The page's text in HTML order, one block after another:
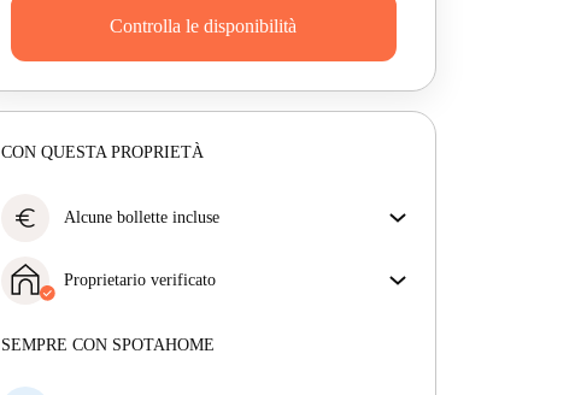
Controlla le disponibilità
CON QUESTA PROPRIETÀ
euro Alcune bollette incluse
descrizione dell'annuncio per vedere quali utenze
sono comprese nel canone e quali dovrai pagare a
Proprietario verificato
Maggiori informazioni su questo locatore
SEMPRE CON SPOTAHOME